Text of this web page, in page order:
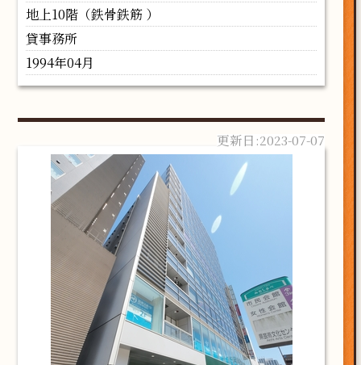
地上10階（鉄骨鉄筋 ）
貸事務所
1994年04月
2023-07-07